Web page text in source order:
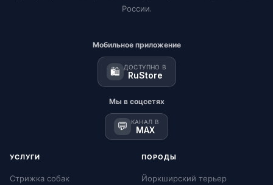
России.
Мобильное приложение
🛍️ ДОСТУПНО В
RuStore
Мы в соцсетях
💬 КАНАЛ В
MAX
УСЛУГИ
Стрижка собак
ПОРОДЫ
Йоркширский терьер